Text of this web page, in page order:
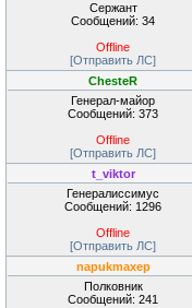
Сержант
Сообщений: 34
Offline
[Отправить ЛС]
ChesteR
Генерал-майор
Сообщений: 373
Offline
[Отправить ЛС]
t_viktor
Генералиссимус
Сообщений: 1296
Offline
[Отправить ЛС]
napukmaxep
Полковник
Сообщений: 241